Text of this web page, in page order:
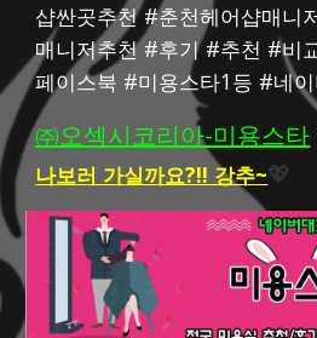
샵싼곳추천 #춘천헤어샵매니
매니저추천 #후기 #추천 #비
페이스북 #미용스타1등 #네
㈜오섹시코리아-미용스타
나보러 가실까요?!! 강추~💖